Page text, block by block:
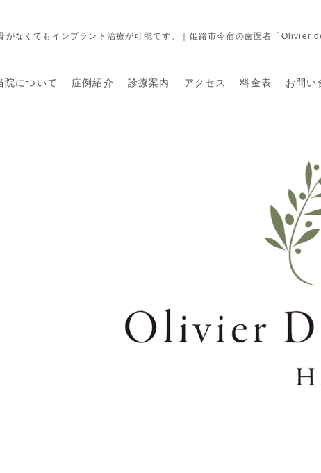
がなくてもインプラント治療が可能です。｜姫路市今宿の歯医者「Olivier
院について 症例紹介 診療案内 アクセス 料金表 お問い